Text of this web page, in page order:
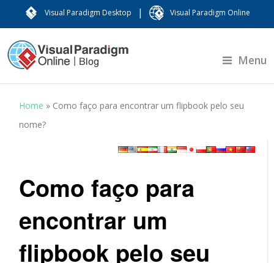
Visual Paradigm Desktop | Visual Paradigm Online
Menu
Home » Como faço para encontrar um flipbook pelo seu
nome?
Como faço para
encontrar um
flipbook pelo seu